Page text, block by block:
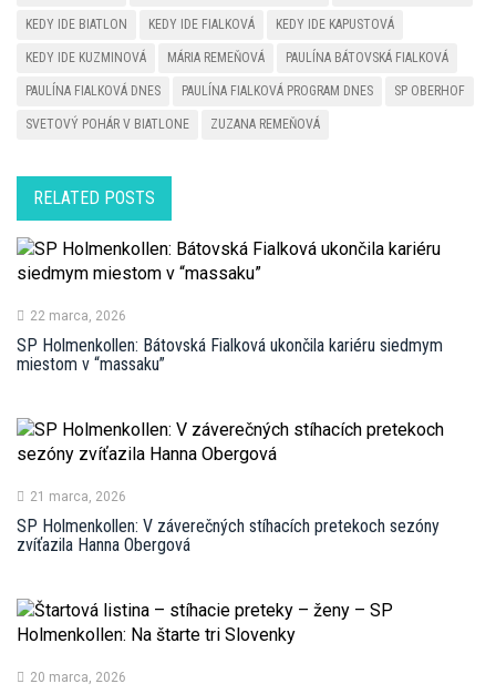
KEDY IDE BIATLON KEDY IDE FIALKOVÁ KEDY IDE KAPUSTOVÁ
KEDY IDE KUZMINOVÁ MÁRIA REMEŇOVÁ PAULÍNA BÁTOVSKÁ FIALKOVÁ
PAULÍNA FIALKOVÁ DNES PAULÍNA FIALKOVÁ PROGRAM DNES SP OBERHOF
SVETOVÝ POHÁR V BIATLONE ZUZANA REMEŇOVÁ
RELATED POSTS
22 marca, 2026
SP Holmenkollen: Bátovská Fialková ukončila kariéru siedmym
miestom v “massaku”
21 marca, 2026
SP Holmenkollen: V záverečných stíhacích pretekoch sezóny
zvíťazila Hanna Obergová
20 marca, 2026